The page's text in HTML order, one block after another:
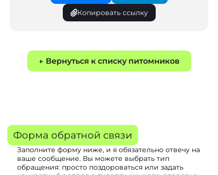
Копировать ссылку
← Вернуться к списку питомников
Форма обратной связи
Заполните форму ниже, и я обязательно отвечу на
ваше сообщение. Вы можете выбрать тип
обращения: просто поздороваться или задать